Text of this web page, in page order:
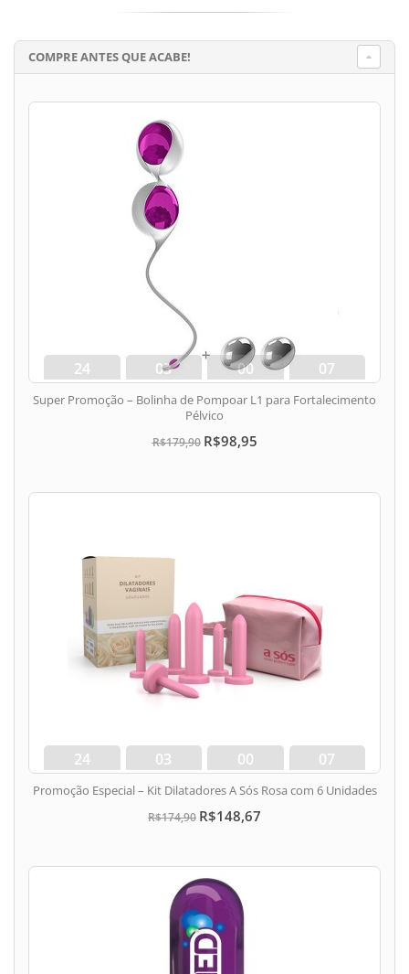
COMPRE ANTES QUE ACABE!
24
dias
03
hora
00
min
06
seg
Super Promoção – Bolinha de Pompoar L1 para Fortalecimento
Pélvico
R$179,90 R$98,95
24
dias
03
hora
00
min
06
seg
Promoção Especial – Kit Dilatadores A Sós Rosa com 6 Unidades
R$174,90 R$148,67